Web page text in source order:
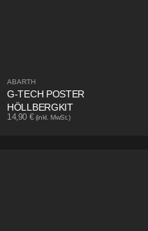
ABARTH
G-TECH POSTER
HÖLLBERGKIT
14,90 € (inkl. MwSt.)